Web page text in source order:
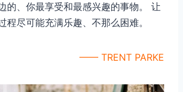
的、你最享受和最感兴趣的事物。 让
程尽可能充满乐趣、不那么困难。
—— TRENT PARKE